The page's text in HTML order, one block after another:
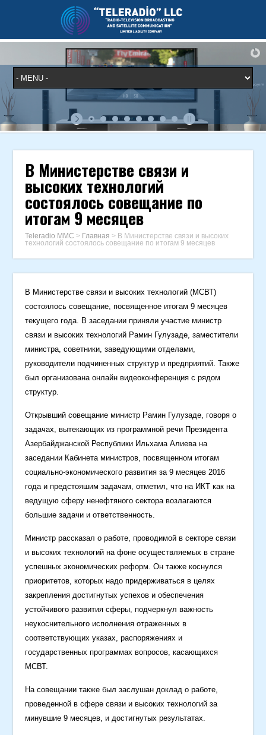
В Министерстве связи и
высоких технологий
состоялось совещание по
итогам 9 месяцев
Teleradio MMC > Главная > В Министерстве связи и высоких
технологий состоялось совещание по итогам 9 месяцев
В Министерстве связи и высоких технологий (МСВТ)
состоялось совещание, посвященное итогам 9 месяцев
текущего года. В заседании приняли участие министр
связи и высоких технологий Рамин Гулузаде, заместители
министра, советники, заведующими отделами,
руководители подчиненных структур и предприятий. Также
был организована онлайн видеоконференция с рядом
структур.
Открывший совещание министр Рамин Гулузаде, говоря о
задачах, вытекающих из программной речи Президента
Азербайджанской Республики Ильхама Алиева на
заседании Кабинета министров, посвященном итогам
социально-экономического развития за 9 месяцев 2016
года и предстояшим задачам, отметил, что на ИКТ как на
ведущую сферу ненефтяного сектора возлагаются
большие задачи и ответственность.
Министр рассказал о работе, проводимой в секторе связи
и высоких технологий на фоне осуществляемых в стране
успешных экономических реформ. Он также коснулся
приоритетов, которых надо придерживаться в целях
закрепления достигнутых успехов и обеспечения
устойчивого развития сферы, подчеркнул важность
неукоснительного исполнения отраженных в
соответствующих указах, распоряжениях и
государственных программах вопросов, касающихся
МСВТ.
На совещании также был заслушан доклад о работе,
проведенной в сфере связи и высоких технологий за
минувшие 9 месяцев, и достигнутых результатах.